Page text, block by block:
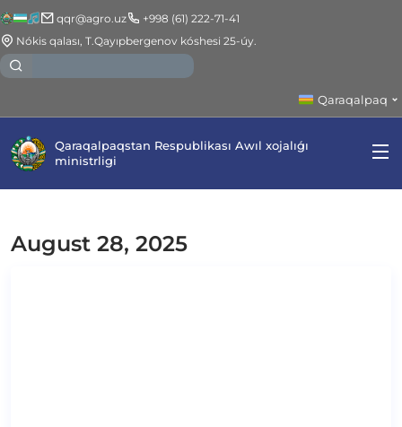
qqr@agro.uz
+998 (61) 222-71-41
Nókis qalası, T.Qayıpbergenov kóshesi 25-úy.
Qaraqalpaq
Qaraqalpaqstan Respublikası Awıl xojalıǵı
ministrligi
August 28, 2025